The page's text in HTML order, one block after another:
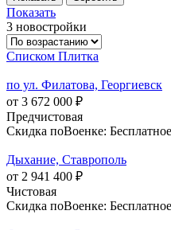
Показать
3 новостройки
Списком Плитка
по ул. Филатова, Георгиевск
от 3 672 000 ₽
Предчистовая
Скидка поВоенке:
Дыхание, Ставрополь
от 2 941 400 ₽
Чистовая
Скидка поВоенке: